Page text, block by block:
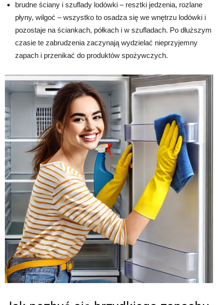
brudne ściany i szuflady lodówki – resztki jedzenia, rozlane
płyny, wilgoć – wszystko to osadza się we wnętrzu lodówki i
pozostaje na ściankach, półkach i w szufladach. Po dłuższym
czasie te zabrudzenia zaczynają wydzielać nieprzyjemny
zapach i przenikać do produktów spożywczych.